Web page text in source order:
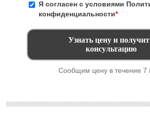
Я согласен с условиями
конфиденциальности*
Сообщим цену в течение 7